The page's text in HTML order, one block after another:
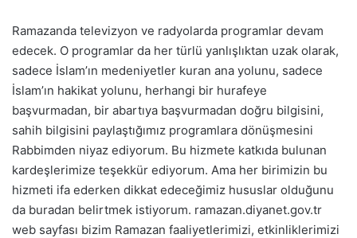
Ramazanda televizyon ve radyolarda programlar devam
edecek. O programlar da her türlü yanlışlıktan uzak olarak,
sadece İslam’ın medeniyetler kuran ana yolunu, sadece
İslam’ın hakikat yolunu, herhangi bir hurafeye
başvurmadan, bir abartıya başvurmadan doğru bilgisini,
sahih bilgisini paylaştığımız programlara dönüşmesini
Rabbimden niyaz ediyorum. Bu hizmete katkıda bulunan
kardeşlerimize teşekkür ediyorum. Ama her birimizin bu
hizmeti ifa ederken dikkat edeceğimiz hususlar olduğunu
da buradan belirtmek istiyorum. ramazan.diyanet.gov.tr
web sayfası bizim Ramazan faaliyetlerimizi, etkinliklerimizi